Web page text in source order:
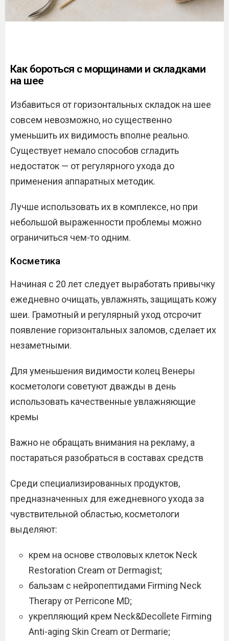
Как бороться с морщинами и складками
на шее
Избавиться от горизонтальных складок на шее
совсем невозможно, но существенно
уменьшить их видимость вполне реально.
Существует немало способов сгладить
недостаток — от регулярного ухода до
применения аппаратных методик.
Лучше использовать их в комплексе, но при
небольшой выраженности проблемы можно
ограничиться чем-то одним.
Косметика
Начиная с 20 лет следует выработать привычку
ежедневно очищать, увлажнять, защищать кожу
шеи. Грамотный и регулярный уход отсрочит
появление горизонтальных заломов, сделает их
незаметными.
Для уменьшения видимости колец Венеры
косметологи советуют дважды в день
использовать качественные увлажняющие
кремы
Важно не обращать внимания на рекламу, а
постараться разобраться в составах средств
Среди специализированных продуктов,
предназначенных для ежедневного ухода за
чувствительной областью, косметологи
выделяют:
крем на основе стволовых клеток Neck
Restoration Cream от Dermagist;
бальзам с нейропептидами Firming Neck
Therapy от Perricone MD;
укрепляющий крем Neck&Decollete Firming
Anti-aging Skin Cream от Dermarie;